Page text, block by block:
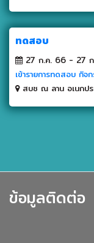
ทดสอบ
27 ก.ค. 66 - 27
เข้ารายการทดสอบ กิจ
สบช ณ ลาน อเนกปร
ข้อมูลติดต่อ